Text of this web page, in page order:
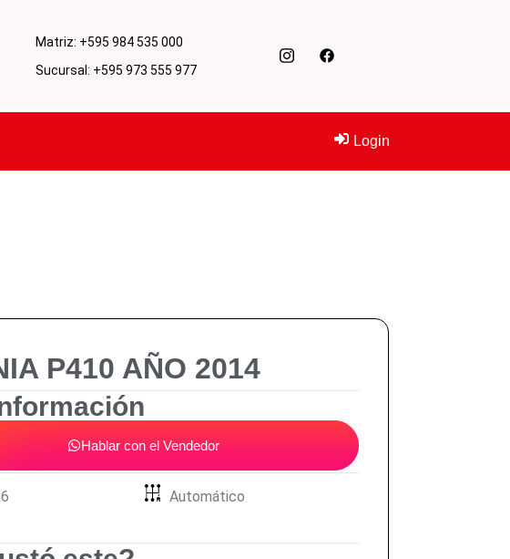
Matriz: +595 984 535 000
Sucursal: +595 973 555 977
Login
P410 AÑO 2014
Hablar con el Vendedor
Automático